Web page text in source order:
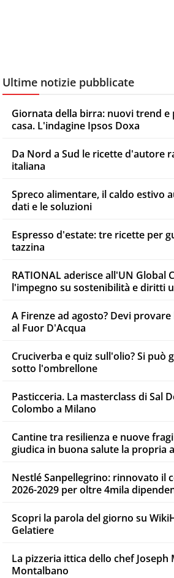
Ultime notizie pubblicate
Giornata della birra: nuovi trend e
casa. L'indagine Ipsos Doxa
Da Nord a Sud le ricette d'autore
italiana
Spreco alimentare, il caldo estivo
dati e le soluzioni
Espresso d'estate: tre ricette per
tazzina
RATIONAL aderisce all'UN Global
l'impegno su sostenibilità e diritti
A Firenze ad agosto? Devi
al Fuor D'Acqua
Cruciverba e quiz sull'olio? Si può
sotto l'ombrellone
Pasticceria. La masterclass di Sal
Colombo a Milano
Cantine tra resilienza e nuove
giudica in buona salute la propria
Nestlé Sanpellegrino: rinnovato il
2026-2029 per oltre 4mila
Scopri la parola del giorno su
Gelatiere
La pizzeria ittica dello chef Joseph
Montalbano